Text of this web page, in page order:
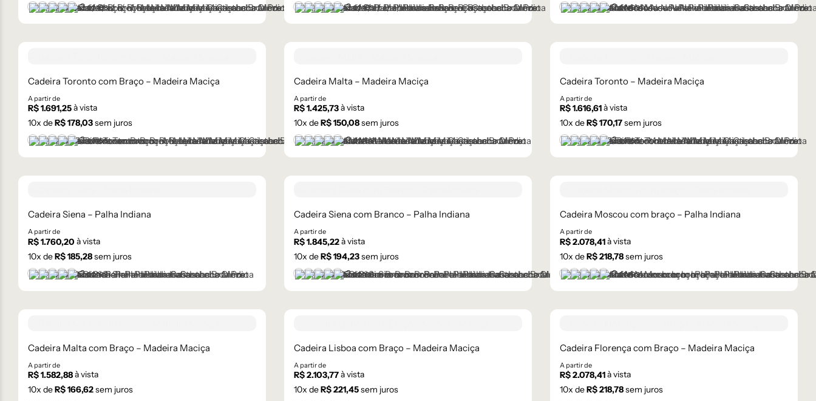
Castanho
Castanho Médio
Laca Branco
Laca Cinza
Laca Preta
+2 cores Castanho
Castanho Médio
Laca Branco
Laca Cinza
Laca Preta
+2 cores Castanho
Castanho Médio
Laca Branco
Laca Cinza
Laca Preta
+2 cores
Cadeira Toronto com Braço – Madeira Maciça
A partir de
R$1.691,25à vista
10x deR$178,03sem juros
Castanho
Castanho Médio
Laca Branco
Laca Cinza
Laca Preta
+2 cores
Cadeira Malta – Madeira Maciça
A partir de
R$1.425,73à vista
10x deR$150,08sem juros
Castanho
Castanho Médio
Laca Branco
Laca Cinza
Laca Preta
+2 cores
Cadeira Toronto – Madeira Maciça
A partir de
R$1.616,61à vista
10x deR$170,17sem juros
Castanho
Castanho Médio
Laca Branco
Laca Cinza
Laca Preta
+2 cores
Cadeira Siena – Palha Indiana
A partir de
R$1.760,20 à vista
10x deR$185,28sem juros
Castanho
Castanho Médio
Laca Branco
Laca Cinza
Laca Preta
+2 cores
Cadeira Siena com Branco – Palha Indiana
A partir de
R$1.845,22à vista
10x deR$194,23sem juros
Castanho
Castanho Médio
Laca Branco
Laca Cinza
Laca Preta
+2 cores
Cadeira Moscou com braço – Palha Indiana
A partir de
R$2.078,41à vista
10x deR$218,78sem juros
Castanho
Castanho Médio
Laca Branco
Laca Cinza
Laca Preta
+2 cores
Cadeira Malta com Braço – Madeira Maciça
A partir de
R$1.582,88à vista
10x deR$166,62sem juros
Cadeira Lisboa com Braço – Madeira Maciça
A partir de
R$2.103,77à vista
10x deR$221,45sem juros
Cadeira Florença com Braço – Madeira Maciça
A partir de
R$2.078,41à vista
10x deR$218,78sem juros